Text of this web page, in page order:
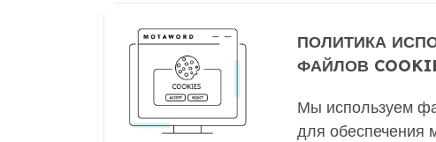
ПОЛИТИКА
ФАЙЛОВ
Мы используем
для обеспечения